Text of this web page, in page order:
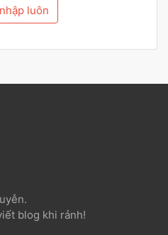
luôn
blog khi rảnh!